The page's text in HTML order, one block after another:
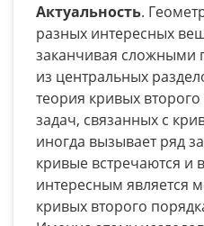
Актуальность.
разных интересных
заканчивая сложными
из центральных
теория кривых
задач, связанных с
иногда вызывает ряд
кривые встречаются и
интересным является
кривых второго